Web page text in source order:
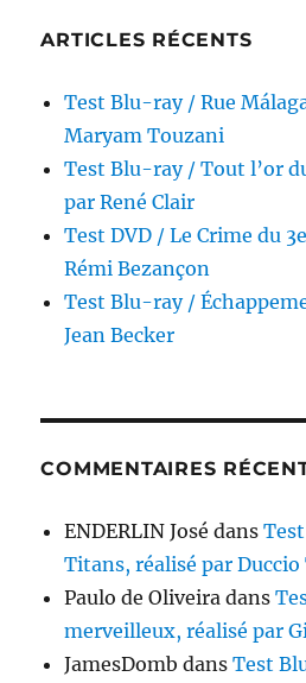
ARTICLES RÉCENTS
Test Blu-ray / Rue
Maryam Touzani
Test Blu-ray / Tout l’or
par René Clair
Test DVD / Le Crime du
Rémi Bezançon
Test Blu-ray /
Jean Becker
COMMENTAIRES
ENDERLIN José dans
Titans, réalisé par Duccio
Paulo de Oliveira dans
merveilleux, réalisé par
JamesDomb dansTest